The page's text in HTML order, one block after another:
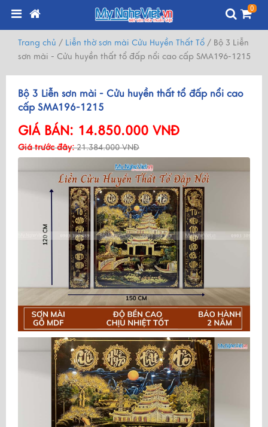
0
Trang chủ / Liễn thờ sơn mài Cửu Huyền Thất Tổ / Bộ 3 Liễn
sơn mài - Cửu huyền thất tổ đấp nổi cao cấp SMA196-1215
Bộ 3 Liễn sơn mài - Cửu huyền thất tổ đấp nổi cao
cấp SMA196-1215
GIÁ BÁN: 14.850.000 VNĐ
Giá trước đây:21.384.000 VNĐ